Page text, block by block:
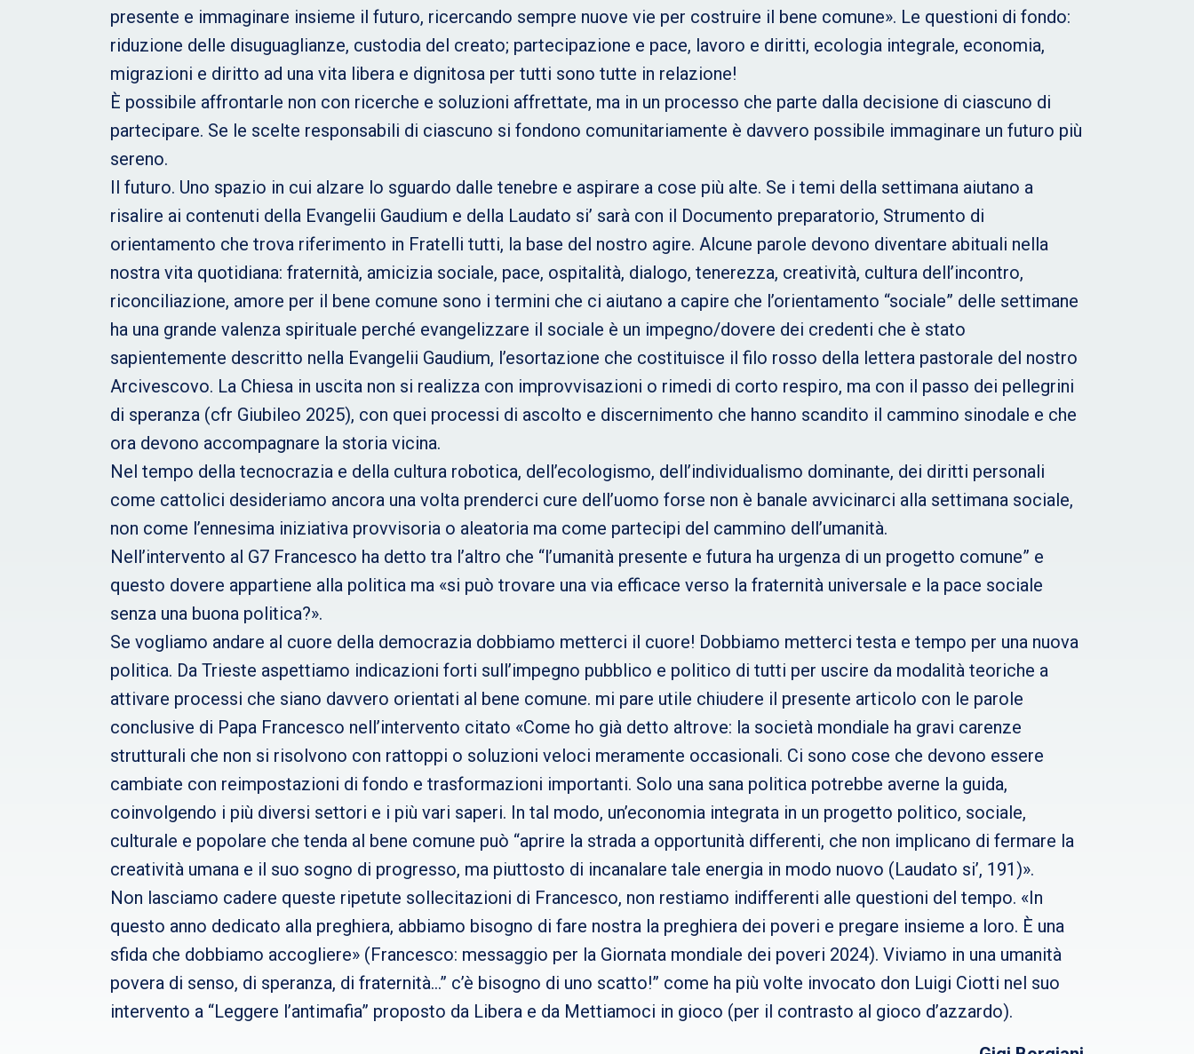
presente e immaginare insieme il futuro, ricercando sempre nuove vie per costruire il bene comune». Le questioni di fondo:
riduzione delle disuguaglianze, custodia del creato; partecipazione e pace, lavoro e diritti, ecologia integrale, economia,
migrazioni e diritto ad una vita libera e dignitosa per tutti sono tutte in relazione!
È possibile affrontarle non con ricerche e soluzioni affrettate, ma in un processo che parte dalla decisione di ciascuno di
partecipare. Se le scelte responsabili di ciascuno si fondono comunitariamente è davvero possibile immaginare un futuro più
sereno.
Il futuro. Uno spazio in cui alzare lo sguardo dalle tenebre e aspirare a cose più alte. Se i temi della settimana aiutano a
risalire ai contenuti della Evangelii Gaudium e della Laudato si’ sarà con il Documento preparatorio, Strumento di
orientamento che trova riferimento in Fratelli tutti, la base del nostro agire. Alcune parole devono diventare abituali nella
nostra vita quotidiana: fraternità, amicizia sociale, pace, ospitalità, dialogo, tenerezza, creatività, cultura dell’incontro,
riconciliazione, amore per il bene comune sono i termini che ci aiutano a capire che l’orientamento “sociale” delle settimane
ha una grande valenza spirituale perché evangelizzare il sociale è un impegno/dovere dei credenti che è stato
sapientemente descritto nella Evangelii Gaudium, l’esortazione che costituisce il filo rosso della lettera pastorale del nostro
Arcivescovo. La Chiesa in uscita non si realizza con improvvisazioni o rimedi di corto respiro, ma con il passo dei pellegrini
di speranza (cfr Giubileo 2025), con quei processi di ascolto e discernimento che hanno scandito il cammino sinodale e che
ora devono accompagnare la storia vicina.
Nel tempo della tecnocrazia e della cultura robotica, dell’ecologismo, dell’individualismo dominante, dei diritti personali
come cattolici desideriamo ancora una volta prenderci cure dell’uomo forse non è banale avvicinarci alla settimana sociale,
non come l’ennesima iniziativa provvisoria o aleatoria ma come partecipi del cammino dell’umanità.
Nell’intervento al G7 Francesco ha detto tra l’altro che “l’umanità presente e futura ha urgenza di un progetto comune” e
questo dovere appartiene alla politica ma «si può trovare una via efficace verso la fraternità universale e la pace sociale
senza una buona politica?».
Se vogliamo andare al cuore della democrazia dobbiamo metterci il cuore! Dobbiamo metterci testa e tempo per una nuova
politica. Da Trieste aspettiamo indicazioni forti sull’impegno pubblico e politico di tutti per uscire da modalità teoriche a
attivare processi che siano davvero orientati al bene comune. mi pare utile chiudere il presente articolo con le parole
conclusive di Papa Francesco nell’intervento citato «Come ho già detto altrove: la società mondiale ha gravi carenze
strutturali che non si risolvono con rattoppi o soluzioni veloci meramente occasionali. Ci sono cose che devono essere
cambiate con reimpostazioni di fondo e trasformazioni importanti. Solo una sana politica potrebbe averne la guida,
coinvolgendo i più diversi settori e i più vari saperi. In tal modo, un’economia integrata in un progetto politico, sociale,
culturale e popolare che tenda al bene comune può “aprire la strada a opportunità differenti, che non implicano di fermare la
creatività umana e il suo sogno di progresso, ma piuttosto di incanalare tale energia in modo nuovo (Laudato si’, 191)».
Non lasciamo cadere queste ripetute sollecitazioni di Francesco, non restiamo indifferenti alle questioni del tempo. «In
questo anno dedicato alla preghiera, abbiamo bisogno di fare nostra la preghiera dei poveri e pregare insieme a loro. È una
sfida che dobbiamo accogliere» (Francesco: messaggio per la Giornata mondiale dei poveri 2024). Viviamo in una umanità
povera di senso, di speranza, di fraternità…” c’è bisogno di uno scatto!” come ha più volte invocato don Luigi Ciotti nel suo
intervento a “Leggere l’antimafia” proposto da Libera e da Mettiamoci in gioco (per il contrasto al gioco d’azzardo).